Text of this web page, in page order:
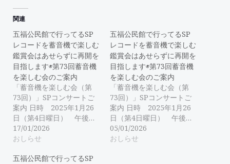
関連
五福公民館で行ってるSP
レコードを蓄音機で楽しむ
鑑賞会はあせらずに再開を
目指します◉第73回蓄音機
を楽しむ会のご案内
「蓄音機を楽しむ会（第
73回）」SPコンサートご
案内 日時 2025年1月26
日（第4日曜日） 午後…
17/01/2026
おしらせ
五福公民館で行ってるSP
レコードを蓄音機で楽しむ
鑑賞会はあせらずに再開を
目指します◉第73回蓄音機
を楽しむ会のご案内
「蓄音機を楽しむ会（第
73回）」SPコンサートご
案内 日時 2025年1月26
日（第4日曜日） 午後…
05/01/2026
おしらせ
五福公民館で行ってるSP